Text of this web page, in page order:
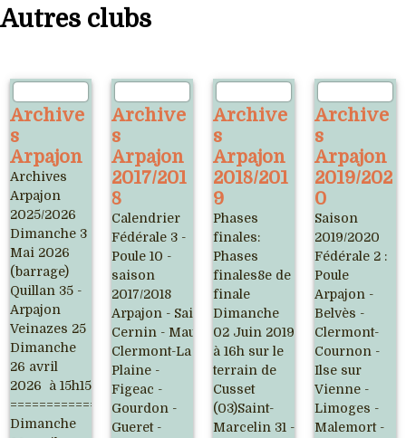
Autres clubs
Archive
s
Arpajon
Archives
Arpajon
2025/2026
Dimanche 3
Mai 2026
(barrage)
Quillan 35 -
Arpajon
Veinazes 25
Dimanche
26 avril
2026 à 15h15
=========================================
Dimanche
Archive
s
Arpajon
2017/201
8
Calendrier
Fédérale 3 -
Poule 10 -
saison
2017/2018
Arpajon - Saint-
Cernin - Mauriac -
Clermont-La
Plaine -
Figeac -
Gourdon -
Gueret -
Archive
s
Arpajon
2018/201
9
Phases
finales:
Phases
finales8e de
finale
Dimanche
02 Juin 2019
à 16h sur le
terrain de
Cusset
(03)Saint-
Marcelin 31 -
Archive
s
Arpajon
2019/202
0
Saison
2019/2020
Fédérale 2 :
Poule
Arpajon -
Belvès -
Clermont-
Cournon -
Ilse sur
Vienne -
Limoges -
Malemort -